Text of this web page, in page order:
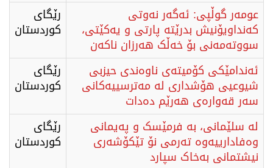
عومەر گوڵپی: ئەگەر نەوتی
کەنداویۆنیش بدرێتە پارتی و یەکێتی،
سووتەمەنی بۆ خەڵک هەرزان ناکەن
رێگای
كوردستان
ئەندامێکی کۆمیتەی ناوەندی حیزبی
شیوعیی هۆشداری لە مەترسییەکانی
سەر قەوارەی هەرێم دەدات
رێگای
كوردستان
لە سلێمانی، بە فرمێسک و پەیمانی
وەفادارییەوە تەرمی نۆ تێکۆشەری
نیشتمانی بەخاک سپارد
رێگای
كوردستان